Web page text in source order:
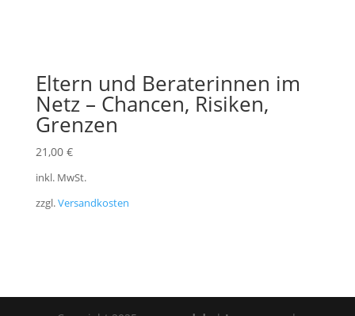
Eltern und Beraterinnen im
Netz – Chancen, Risiken,
Grenzen
21,00 €
inkl. MwSt.
zzgl.Versandkosten